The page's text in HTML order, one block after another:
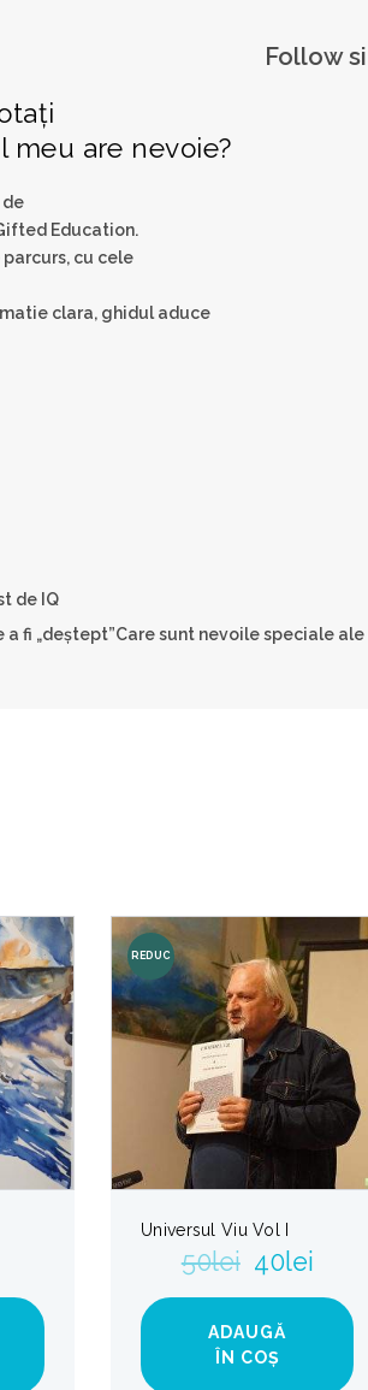
Follow
meu are nevoie?
Education.
cu cele
clara, ghidul aduce
de IQ
fi „deştept”Care sunt nevoile speciale
REDUC
ERI!
Universul Viu Vol I
50lei 40lei
ADAUGĂ
ÎN COȘ